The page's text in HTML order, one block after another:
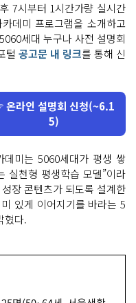
7시부터 1시간가량 실시간
데미 프로그램을 소개하고
세대 누구나 사전 설명회
털 공고문 내 링크를 통해 신
라인 설명회 신청(~6.1
5)
데미는 5060세대가 평생 쌓
실천형 평생학습 모델”이라
장 콘텐츠가 되도록 설계한
있게 이어지기를 바라는 5
혔다.